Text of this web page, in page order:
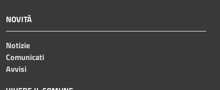
NOVITÀ
Notizie
Comunicati
Avvisi